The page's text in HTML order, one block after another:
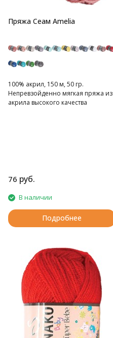
Пряжа Сеам Amelia
100% акрил, 150 м, 50 гр.
Непревзойденно мягкая пряжа из
акрила высокого качества
76 руб.
В наличии
Подробнее